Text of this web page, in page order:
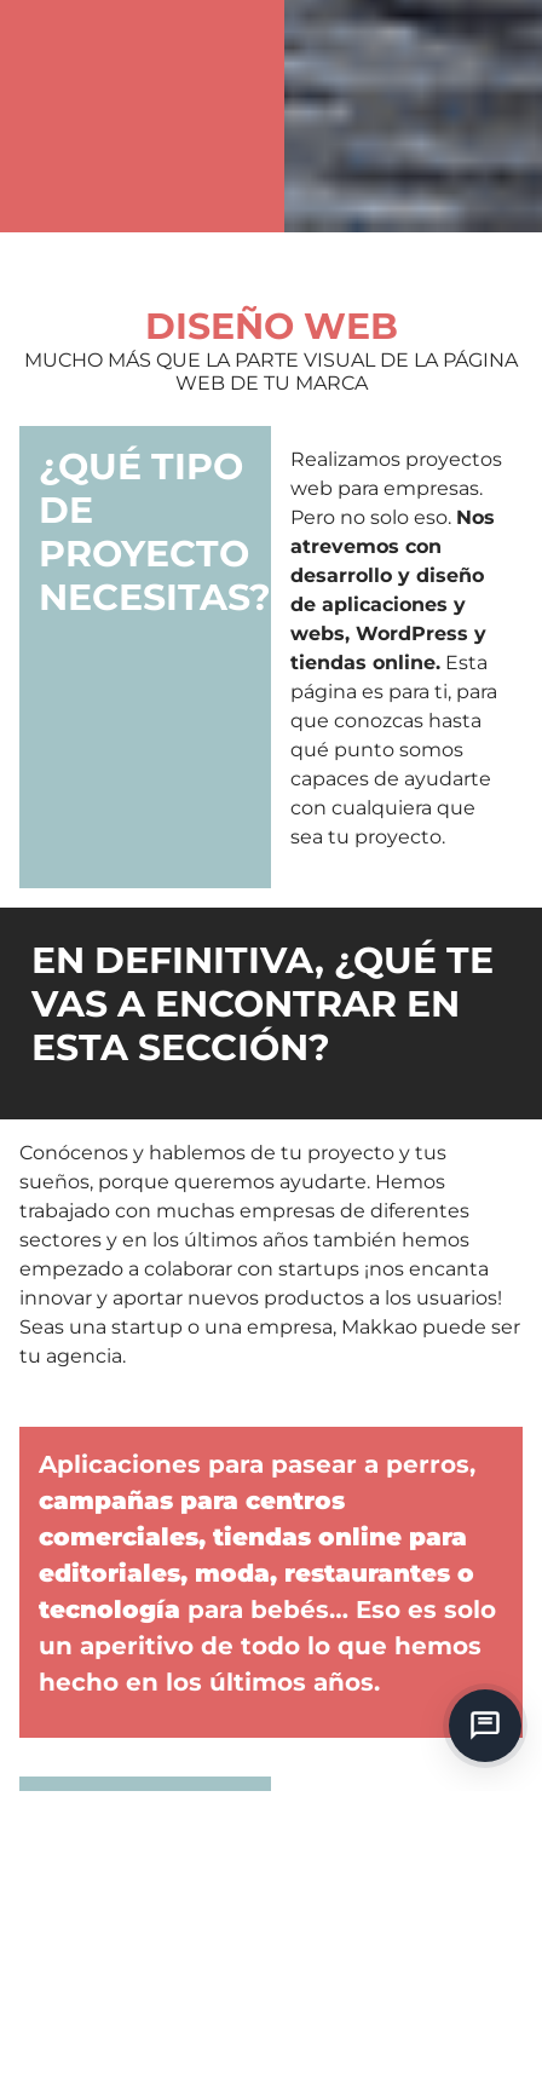
DISEÑO WEB
MUCHO MÁS QUE LA PARTE VISUAL DE LA PÁGINA
WEB DE TU MARCA
¿QUÉ TIPO
DE
PROYECTO
NECESITAS?
Realizamos proyectos
web para empresas.
Pero no solo eso. Nos
atrevemos con
desarrollo y diseño
de aplicaciones y
webs, WordPress y
tiendas online. Esta
página es para ti, para
que conozcas hasta
qué punto somos
capaces de ayudarte
con cualquiera que
sea tu proyecto.
EN DEFINITIVA, ¿QUÉ TE
VAS A ENCONTRAR EN
ESTA SECCIÓN?
Aplicaciones para pasear a perros,
campañas para centros
comerciales, tiendas online para
editoriales, moda, restaurantes o
tecnología para bebés… Eso es solo
un aperitivo de todo lo que hemos
hecho en los últimos años.
Conócenos y hablemos de tu proyecto y tus
sueños, porque queremos ayudarte. Hemos
trabajado con muchas empresas de diferentes
sectores y en los últimos años también hemos
empezado a colaborar con startups ¡nos encanta
innovar y aportar nuevos productos a los usuarios!
Seas una startup o una empresa, Makkao puede ser
tu agencia.